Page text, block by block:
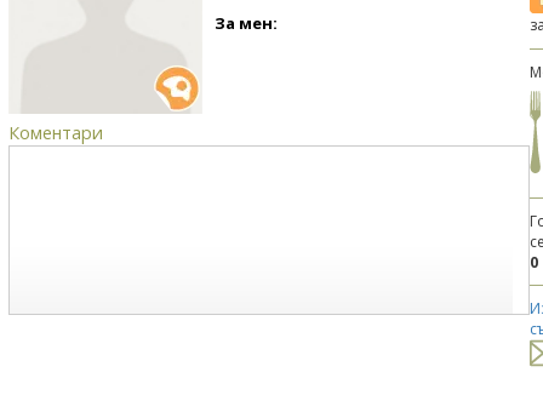
За мен:
Коментари
0